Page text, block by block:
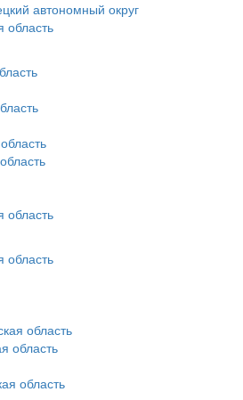
автономный округ
область
область
область
область
область
область